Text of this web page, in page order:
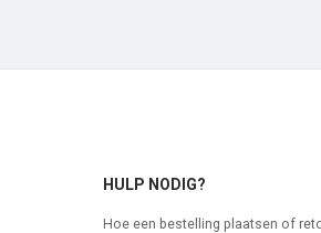
HULP NODIG?
Hoe een bestelling plaatsen of